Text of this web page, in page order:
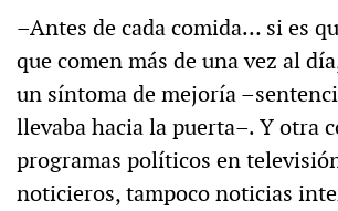
–Antes de cada comida… si es
que comen más de una vez al
un síntoma de mejoría
llevaba hacia la puerta–. Y otra
programas políticos en
noticieros, tampoco noticias